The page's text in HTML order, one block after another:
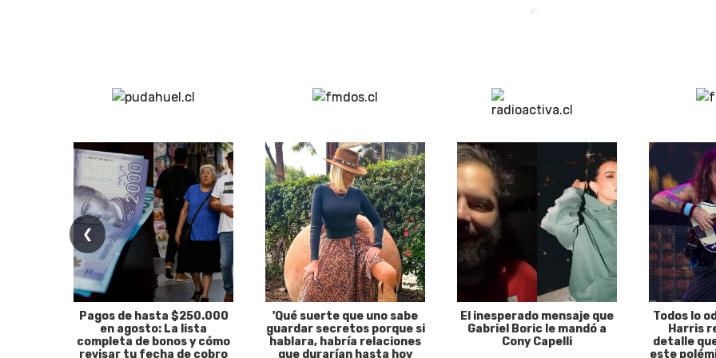
❮
Pagos de hasta $250.000
en agosto: La lista
completa de bonos y cómo
revisar tu fecha de cobro
'Qué suerte que uno sabe
guardar secretos porque si
hablara, habría relaciones
que durarían hasta hoy
El inesperado mensaje que
Gabriel Boric le mandó a
Cony Capelli
Todos lo
Harris
detalle
este